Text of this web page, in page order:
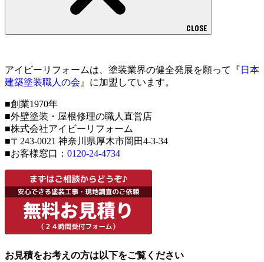
CLOSE
アイビーリフォームは、塗装業界の健全発展を願って『 日本
建築塗装職人の会 』に加盟しています。
■創業1970年
■外壁塗装・屋根修理の職人直営店
■株式会社アイビーリフォーム
■〒243-0021 神奈川県厚木市岡田4-3-34
■お客様窓口： 0120-24-4734
お見積をお考えの方は以下をご覧ください